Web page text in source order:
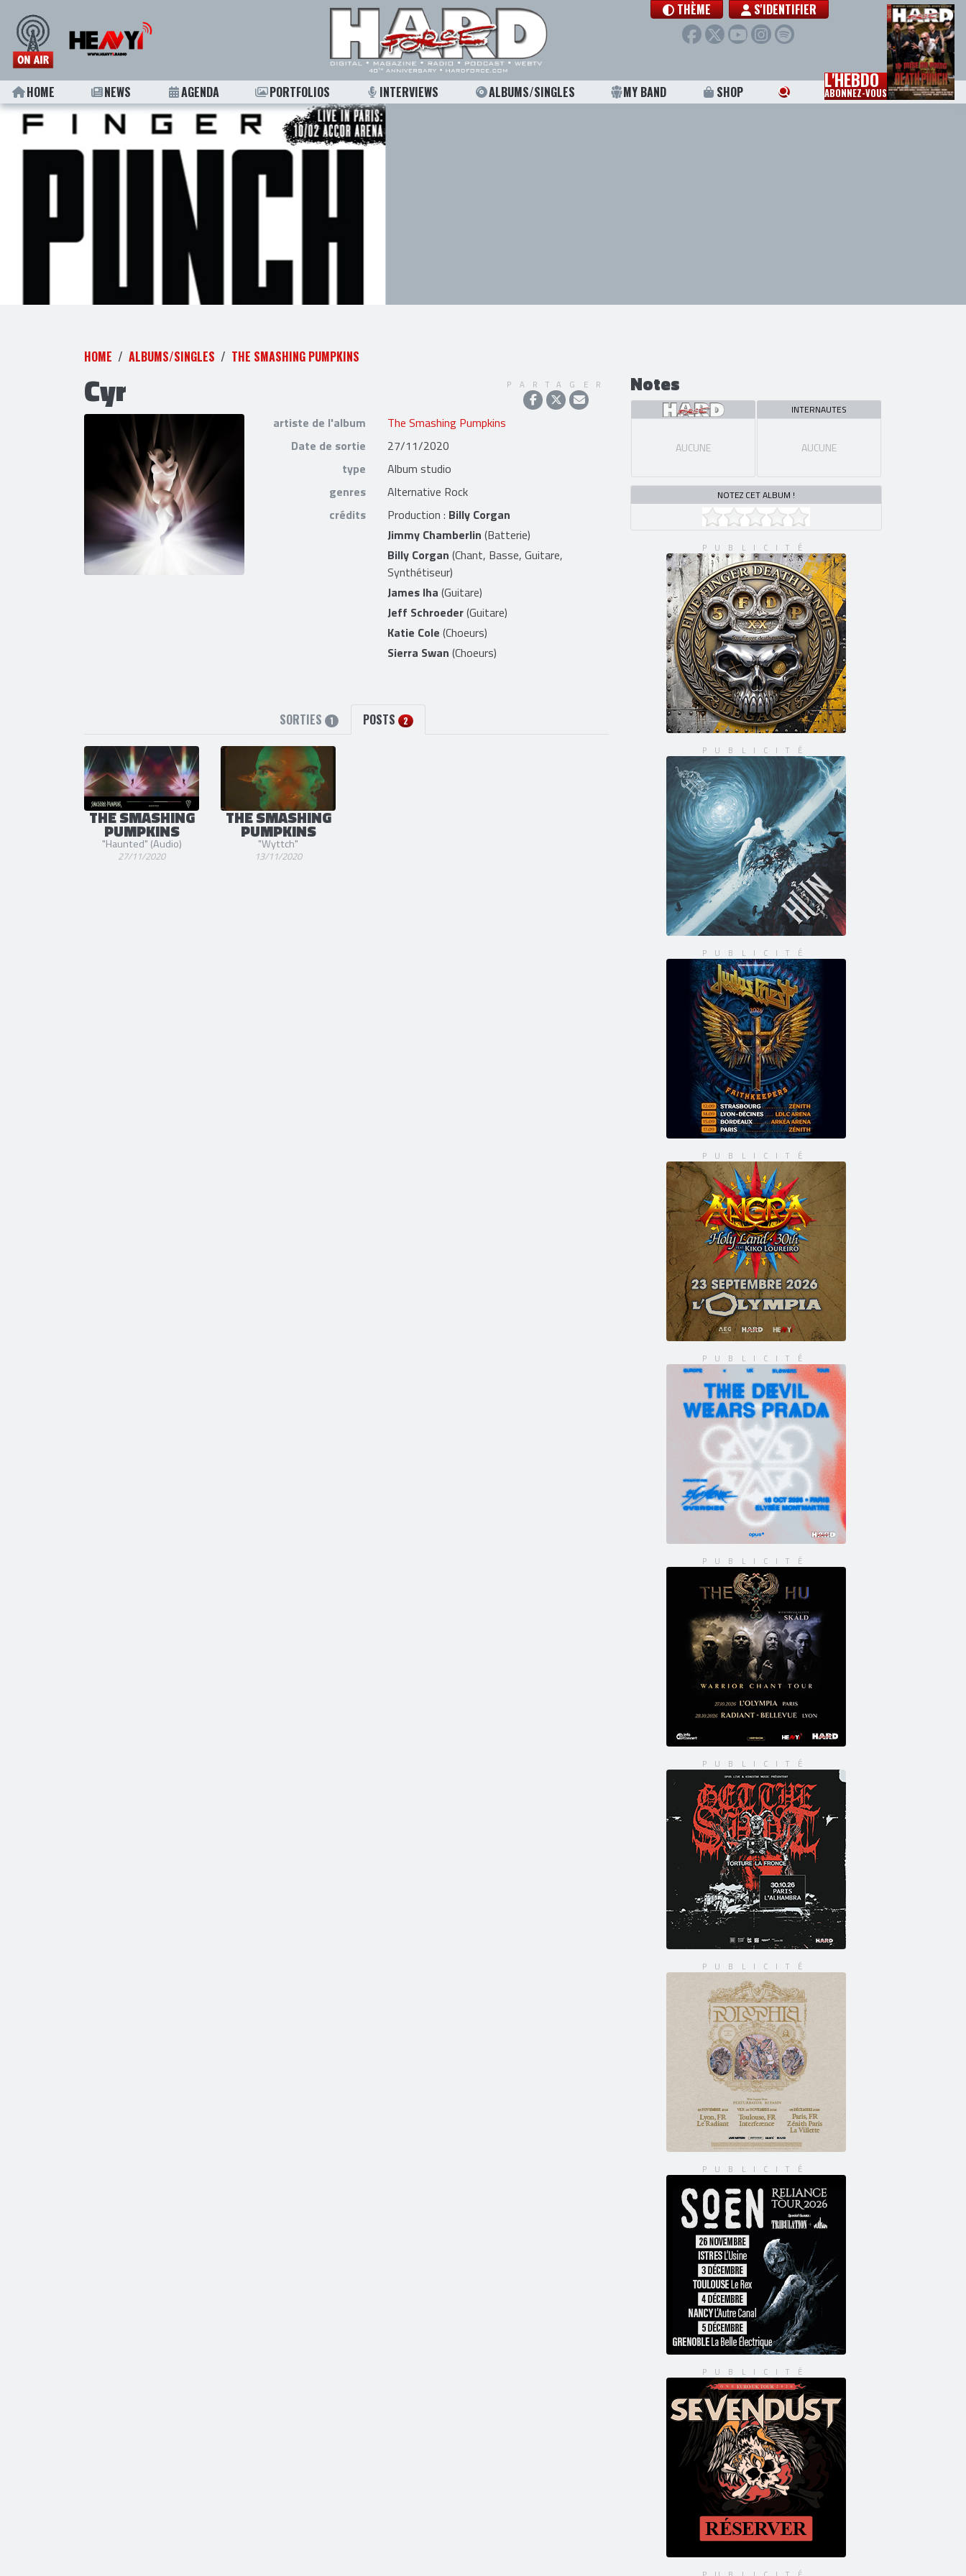
THÈME S'IDENTIFIER
HOME NEWS AGENDA PORTFOLIOS INTERVIEWS ALBUMS/SINGLES MY BAND SHOP L'HEBDO
ABONNEZ-VOUS
HOME ALBUMS/SINGLES THE SMASHING PUMPKINS
Cyr PARTAGER
artiste de l'album
The Smashing Pumpkins
Date de sortie
27/11/2020
type
Album studio
genres
Alternative Rock
crédits
Production : Billy Corgan
Jimmy Chamberlin (Batterie)
Billy Corgan (Chant, Basse, Guitare,
Synthétiseur)
James Iha (Guitare)
Jeff Schroeder(Guitare)
Katie Cole (Choeurs)
Sierra Swan (Choeurs)
SORTIES 1 POSTS 2
THE SMASHING
PUMPKINS
"Haunted" (Audio)
27/11/2020
THE SMASHING
PUMPKINS
"Wyttch"
13/11/2020
Notes
AUCUNE
INTERNAUTES
AUCUNE
NOTEZ CET ALBUM !